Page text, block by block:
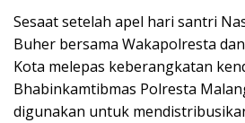
Sesaat setelah apel hari santri
Buher bersama Wakapolresta
Kota melepas keberangkatan
Bhabinkamtibmas Polresta
digunakan untuk